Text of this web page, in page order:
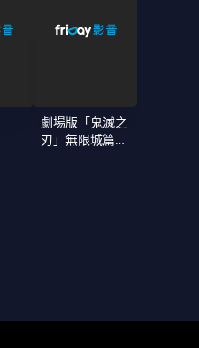
劇場版「鬼滅之
刃」無限城篇